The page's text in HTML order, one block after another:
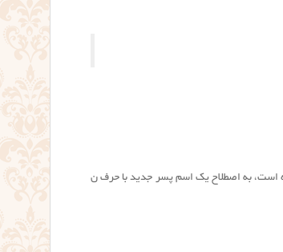
است، به اصطلاح یک اسم پسر جدید با حرف ن